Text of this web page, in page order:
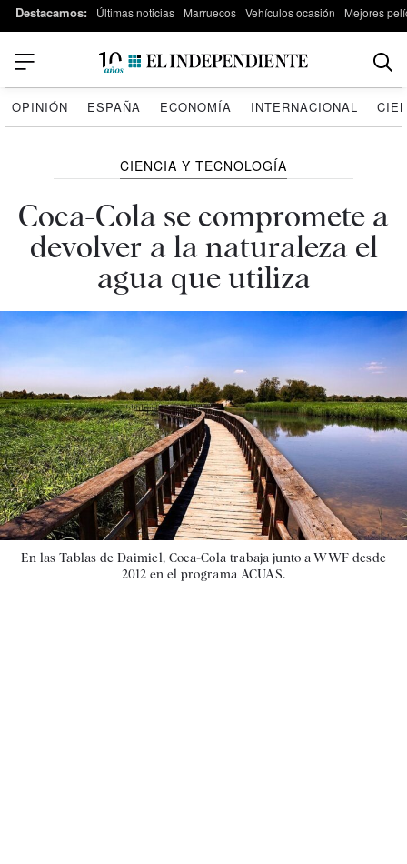
Destacamos: Últimas noticias Marruecos Vehículos ocasión Mejores
OPINIÓN ESPAÑA ECONOMÍA INTERNACIONAL
CIENCIA Y TECNOLOGÍA
Coca-Cola se compromete a
devolver a la naturaleza el
agua que utiliza
En las Tablas de Daimiel, Coca-Cola trabaja junto a WWF desde
2012 en el programa ACUAS.